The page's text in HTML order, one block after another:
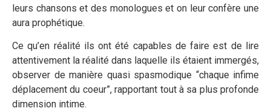
leurs chansons et des monologues et on leur confère une
aura prophétique.
Ce qu’en réalité ils ont été capables de faire est de lire
attentivement la réalité dans laquelle ils étaient immergés,
observer de manière quasi spasmodique “chaque infime
déplacement du coeur”, rapportant tout à sa plus profonde
dimension intime.